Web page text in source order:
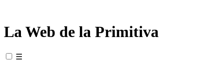
La Web de la Primitiva
☰